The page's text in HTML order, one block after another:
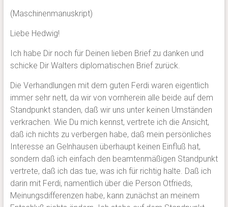
(Maschinenmanuskript)
Liebe Hedwig!
Ich habe Dir noch für Deinen lieben Brief zu danken und
schicke Dir Walters diplomatischen Brief zurück.
Die Verhandlungen mit dem guten Ferdi waren eigentlich
immer sehr nett, da wir von vornherein alle beide auf dem
Standpunkt standen, daß wir uns unter keinen Umständen
verkrachen. Wie Du mich kennst, vertrete ich die Ansicht,
daß ich nichts zu verbergen habe, daß mein persönliches
Interesse an Gelnhausen überhaupt keinen Einfluß hat,
sondern daß ich einfach den beamtenmäßigen Standpunkt
vertrete, daß ich das tue, was ich für richtig halte. Daß ich
darin mit Ferdi, namentlich über die Person Otfrieds,
Meinungsdifferenzen habe, kann zunächst an meinem